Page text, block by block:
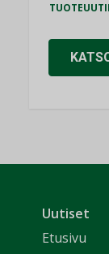
Uutiset
Etusivu